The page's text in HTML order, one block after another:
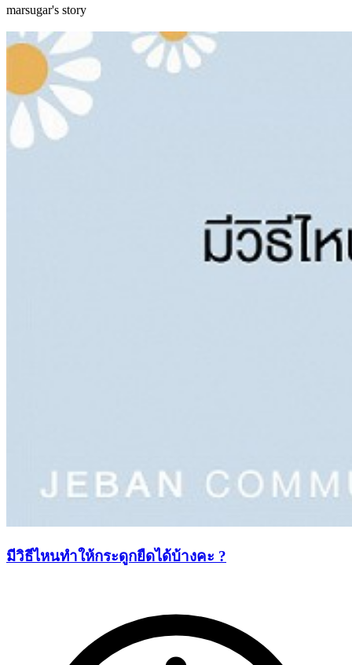
marsugar's story
มีวิธีไหนทำให้กระดูกยืดได้บ้างคะ ?